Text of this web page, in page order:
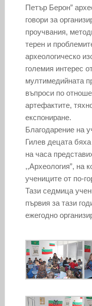
Петър Берон”
говори за
проучвания,
терен и
археологическо
големия интерес
мултимедийната
въпроси по
артефактите,
експониране.
Благодарение на
Гилев децата
на часа
,,Археология”, на
учениците от по-
Тази седмица
първия за тази
ежегодно